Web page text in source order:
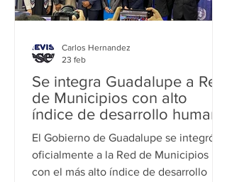
Se integra Guadalupe a Red
de Municipios con alto
índice de desarrollo humano
El Gobierno de Guadalupe se integró
oficialmente a la Red de Municipios
con el más alto índice de desarrollo
Carlos Hernandez
23 feb